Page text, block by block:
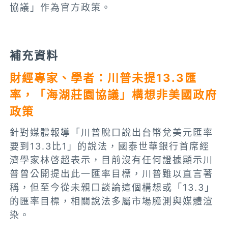
協議」作為官方政策。
補充資料
財經專家、學者：川普未提13.3匯
率，「海湖莊園協議」構想非美國政府
政策
針對媒體報導「川普脫口說出台幣兌美元匯率
要到13.3比1」的說法，國泰世華銀行首席經
濟學家林啓超表示，目前沒有任何證據顯示川
普曾公開提出此一匯率目標，川普雖以直言著
稱，但至今從未親口談論這個構想或「13.3」
的匯率目標，相關說法多屬市場臆測與媒體渲
染。